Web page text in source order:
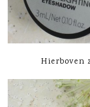
Hierboven